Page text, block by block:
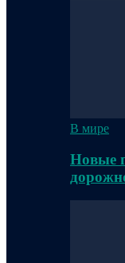
В мире
Новые